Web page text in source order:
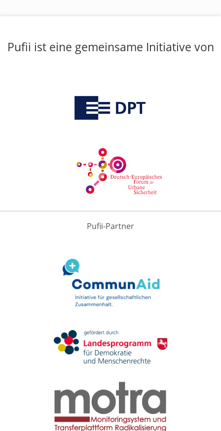
Pufii ist eine gemeinsame Initiative von
Pufii-Partner